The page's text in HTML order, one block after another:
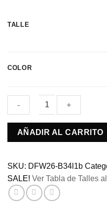
TALLE
COLOR
Buzo
AÑADIR AL CARRITO
SKU: DFW26-B34l1b
SALE! Ver Tabla de Talles